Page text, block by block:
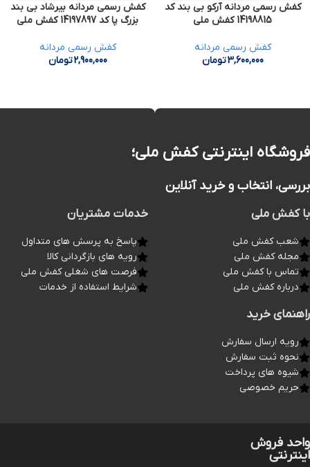
کفش رسمی مردانه آرکو بی بند کد
14198815 کفش ملی
کفش رسمی مردانه
3,600,000تومان
کفش رسمی مردانه بیرشاد بی بند
بزرگ پا کد 14197897 کفش ملی
کفش رسمی مردانه
2,900,000تومان
فروشگاه اینترنتی کفش ملی؛
بررسی، انتخاب و خرید آنلاین
با کفش ملی
شعب کفش ملی
مجله کفش ملی
تماس با کفش ملی
درباره کفش ملی
خدمات مشتریان
پاسخ به پرسش های متداول
رویه های بازگردانی کالا
فرصت های شغلی کفش ملی
شرایط استفاده از خدمات
راهنمای خرید
رویه ارسال سفارش
نحوه ثبت سفارش
شیوه های پرداخت
حریم خصوصی
واحد فروش
اینترنتی